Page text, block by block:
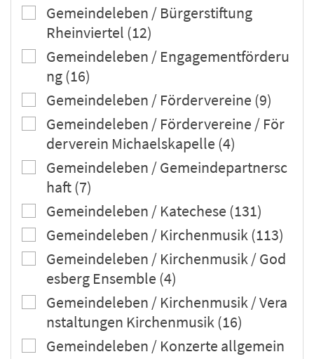
Gemeindeleben / Bürgerstiftung
Rheinviertel (12)
Gemeindeleben / Engagementförderu
ng (16)
Gemeindeleben / Fördervereine (9)
Gemeindeleben / Fördervereine / För
derverein Michaelskapelle (4)
Gemeindeleben / Gemeindepartnersc
haft (7)
Gemeindeleben / Katechese (131)
Gemeindeleben / Kirchenmusik (113)
Gemeindeleben / Kirchenmusik / God
esberg Ensemble (4)
Gemeindeleben / Kirchenmusik / Vera
nstaltungen Kirchenmusik (16)
Gemeindeleben / Konzerte allgemein